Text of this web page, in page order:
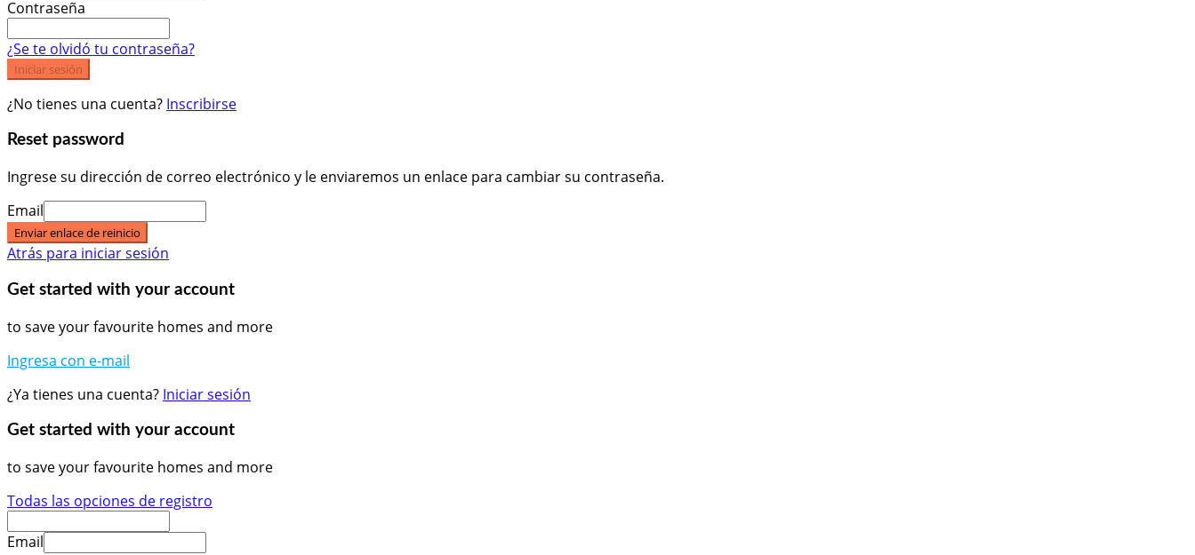
Contraseña
¿Se te olvidó tu contraseña?
Iniciar sesión
¿No tienes una cuenta? Inscribirse
Reset password
Ingrese su dirección de correo electrónico y le enviaremos un enlace para cambiar su contraseña.
Email
Enviar enlace de reinicio
Atrás para iniciar sesión
Get started with your account
to save your favourite homes and more
Ingresa con e-mail
¿Ya tienes una cuenta? Iniciar sesión
Get started with your account
to save your favourite homes and more
Todas las opciones de registro
Email